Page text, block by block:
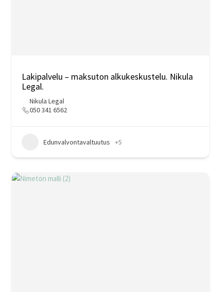
Lakipalvelu – maksuton alkukeskustelu. Nikula
Legal.
Nikula Legal
050 341 6562
Edunvalvontavaltuutus +5